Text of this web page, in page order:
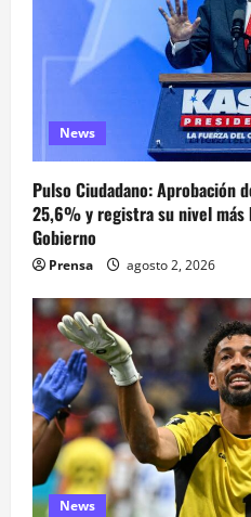
News
Pulso Ciudadano: Aprobación
25,6% y registra su nivel
Gobierno
Prensa agosto 2, 2026
News